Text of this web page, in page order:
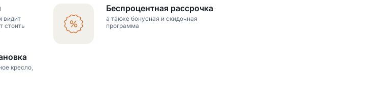
видит
стоить
Беспроцентная рассрочка
а также бонусная и скидочная
программа
кресло,